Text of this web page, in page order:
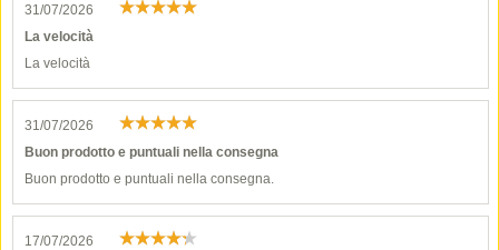
31/07/2026
La velocità
La velocità
31/07/2026
Buon prodotto e puntuali nella consegna
Buon prodotto e puntuali nella consegna.
17/07/2026